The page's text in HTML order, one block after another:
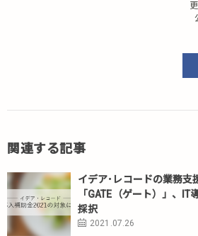
関連する記事
イデア･レコードの業務支
「GATE（ゲート）」、
採択
2021.07.26